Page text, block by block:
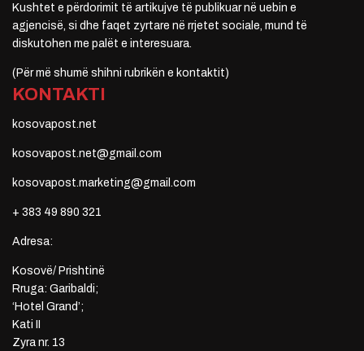
Kushtet e përdorimit të artikujve të publikuar në uebin e
agjencisë, si dhe faqet zyrtare në rrjetet sociale, mund të
diskutohen me palët e interesuara.
(Për më shumë shihni rubrikën e kontaktit)
KONTAKTI
kosovapost.net
kosovapost.net@gmail.com
kosovapost.marketing@gmail.com
+ 383 49 890 321
Adresa:
Kosovë/ Prishtinë
Rruga: Garibaldi;
‘Hotel Grand’;
Kati II
Zyra nr. 13